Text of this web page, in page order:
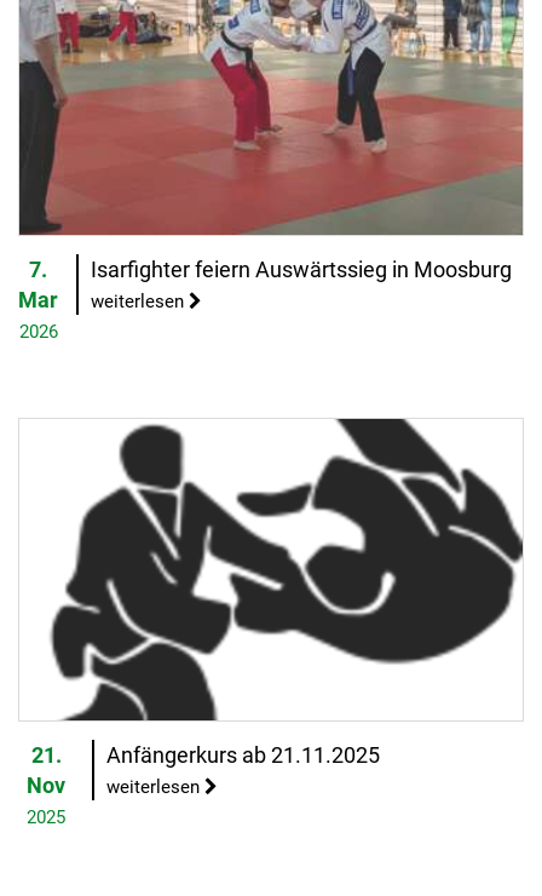
7.
Mar
2026
Isarfighter feiern Auswärtssieg in Moosburg
weiterlesen
21.
Nov
2025
Anfängerkurs ab 21.11.2025
weiterlesen